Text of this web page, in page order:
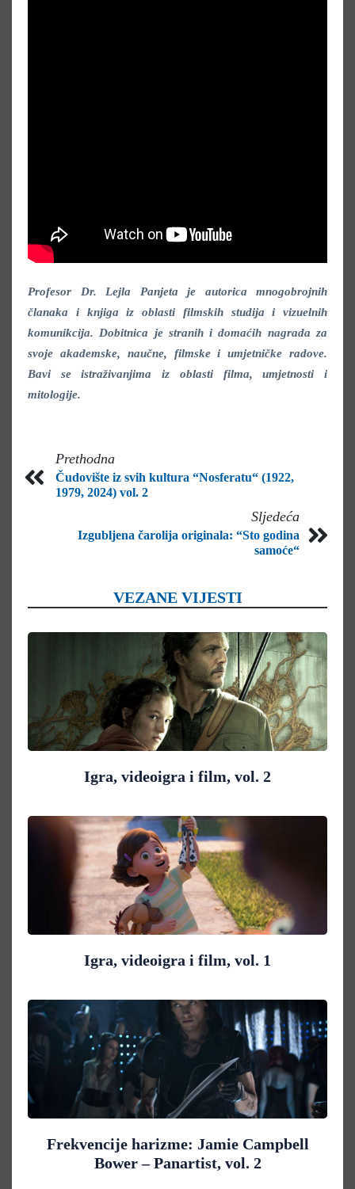
Profesor Dr. Lejla Panjeta je autorica mnogobrojnih
članaka i knjiga iz oblasti filmskih studija i vizuelnih
komunikcija. Dobitnica je stranih i domaćih nagrada za
svoje akademske, naučne, filmske i umjetničke radove.
Bavi se istraživanjima iz oblasti filma, umjetnosti i
mitologije.
Prethodna
Čudovište iz svih kultura “Nosferatu“ (1922,
1979, 2024) vol. 2
Sljedeća
Izgubljena čarolija originala: “Sto godina
samoće“
VEZANE VIJESTI
Igra, videoigra i film, vol. 2
Igra, videoigra i film, vol. 1
Frekvencije harizme: Jamie Campbell
Bower – Panartist, vol. 2